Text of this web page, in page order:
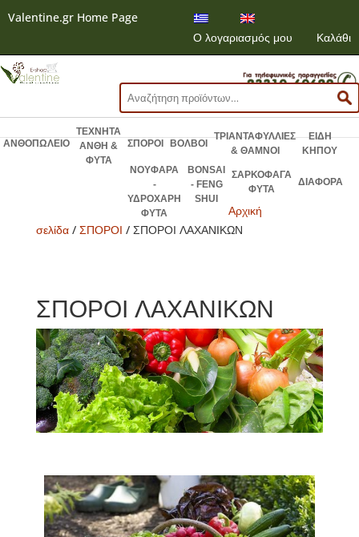
Valentine.gr Home Page
Ο λογαριασμός μου
Καλάθι
Αναζήτηση
για:
ΑΝΘΟΠΩΛΕΙΟ
ΤΕΧΝΗΤΑ
ΑΝΘΗ &
ΦΥΤΑ
ΣΠΟΡΟΙ ΒΟΛΒΟΙ
ΤΡΙΑΝΤΑΦΥΛΛΙΕΣ
& ΘΑΜΝΟΙ
ΕΙΔΗ
ΚΗΠΟΥ
ΝΟΥΦΑΡΑ
-
ΥΔΡΟΧΑΡΗ
ΦΥΤΑ
BONSAI
- FENG
SHUI
ΣΑΡΚΟΦΑΓΑ
ΦΥΤΑ
ΔΙΑΦΟΡΑ
Αρχική
σελίδα/ ΣΠΟΡΟΙ / ΣΠΟΡΟΙ ΛΑΧΑΝΙΚΩΝ
ΣΠΟΡΟΙ ΛΑΧΑΝΙΚΩΝ